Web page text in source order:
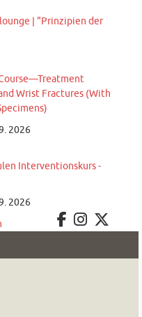
| "Prinzipien der
Wrist Fractures (With
2026
Interventionskurs -
2026